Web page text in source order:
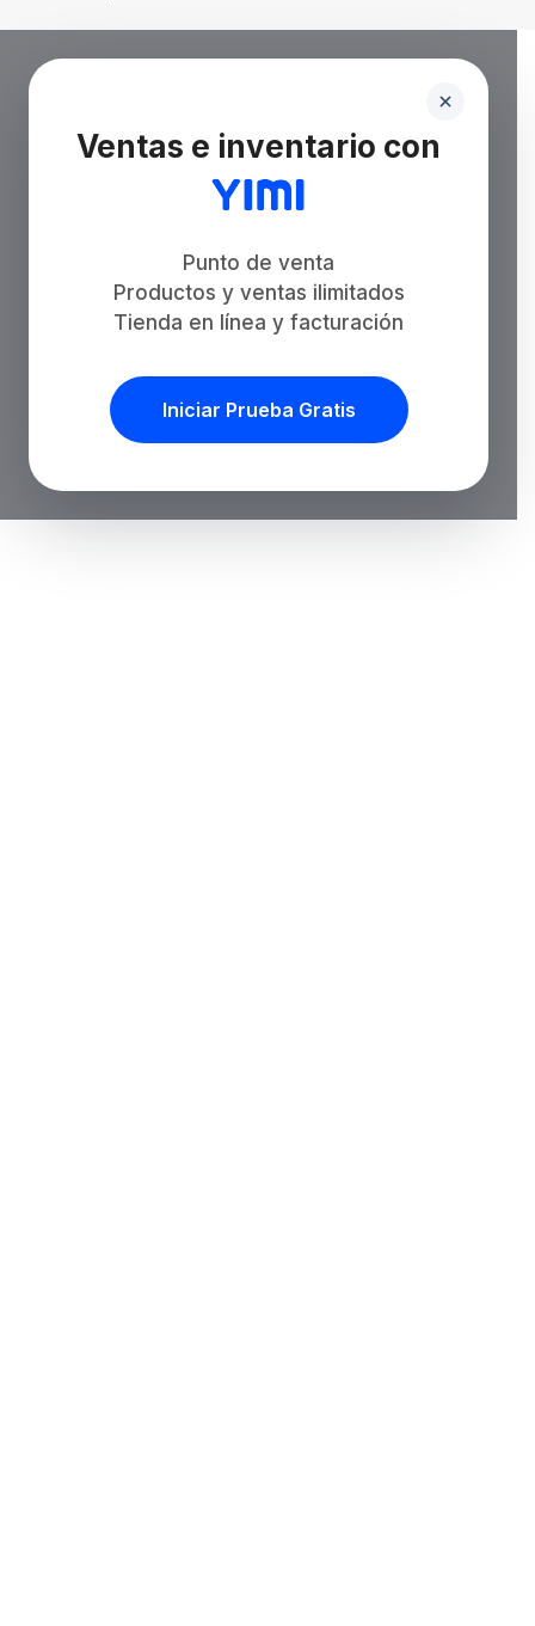
Ventas e inventario con
Punto de venta
Productos y ventas ilimitados
Tienda en línea y facturación
Iniciar Prueba Gratis